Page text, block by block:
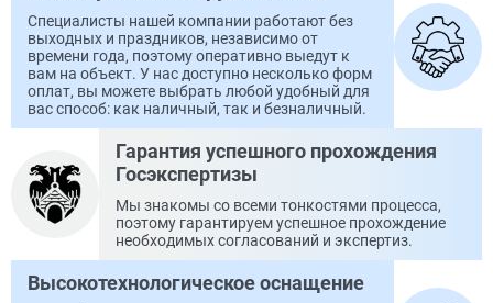
Специалисты нашей компании работают без
выходных и праздников, независимо от
времени года, поэтому оперативно выедут к
вам на объект. У нас доступно несколько форм
оплат, вы можете выбрать любой удобный для
вас способ: как наличный, так и безналичный.
Гарантия успешного прохождения
Госэкспертизы
Мы знакомы со всеми тонкостями процесса,
поэтому гарантируем успешное прохождение
необходимых согласований и экспертиз.
Высокотехнологическое оснащение